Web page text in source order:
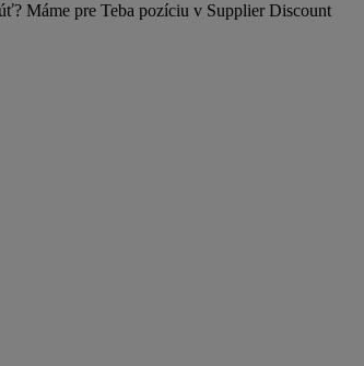
Máme pre Teba pozíciu v Supplier Discount